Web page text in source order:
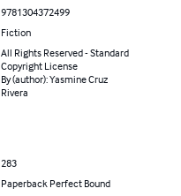
9781304372499
Fiction
All Rights Reserved - Standard
Copyright License
By (author): Yasmine Cruz
Rivera
283
Paperback Perfect Bound